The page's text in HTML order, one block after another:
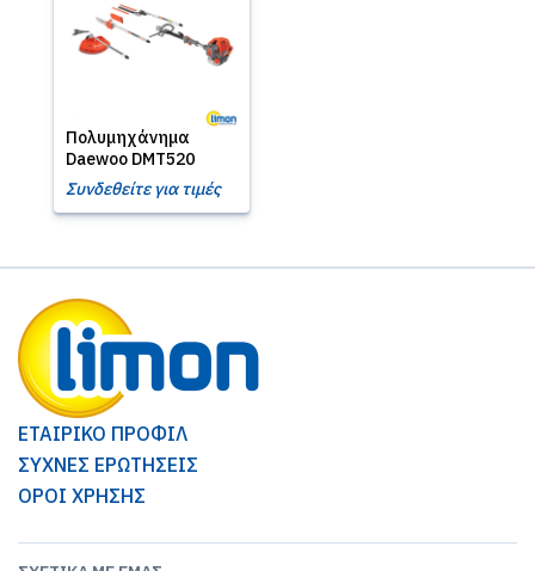
Πολυμηχάνημα
Daewoo DMT520
Συνδεθείτε για τιμές
ΕΤΑΙΡΙΚΟ ΠΡΟΦΙΛ
ΣΥΧΝΕΣ ΕΡΩΤΗΣΕΙΣ
ΟΡΟΙ ΧΡΗΣΗΣ